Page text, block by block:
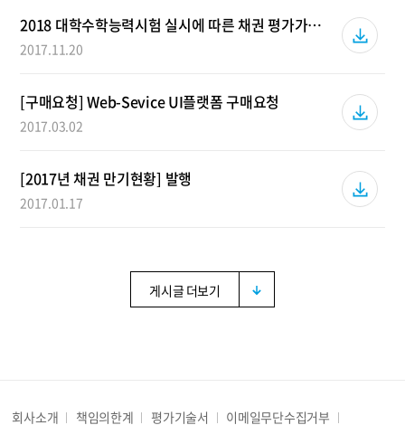
2018 대학수학능력시험 실시에 따른 채권 평가가격 및 실시간지수 전송시간 지연안내
2017.11.20
[구매요청] Web-Sevice UI플랫폼 구매요청
2017.03.02
[2017년 채권 만기현황] 발행
2017.01.17
게시글 더보기
회사소개 책임의한계 평가기술서 이메일무단수집거부